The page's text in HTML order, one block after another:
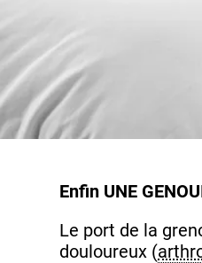
Enfin UNE
Le port de la
douloureux (